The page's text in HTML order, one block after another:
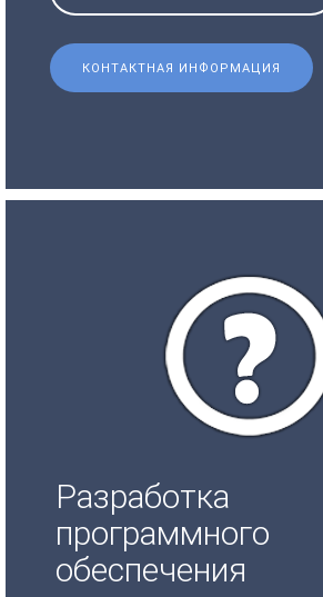
КОНТАКТНАЯ ИНФОРМАЦИЯ
Разработка
программного
обеспечения